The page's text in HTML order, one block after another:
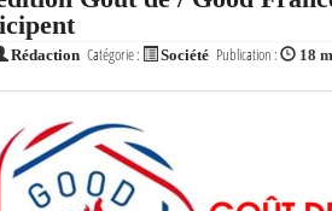
Rédaction Catégorie : Société Publication : 18